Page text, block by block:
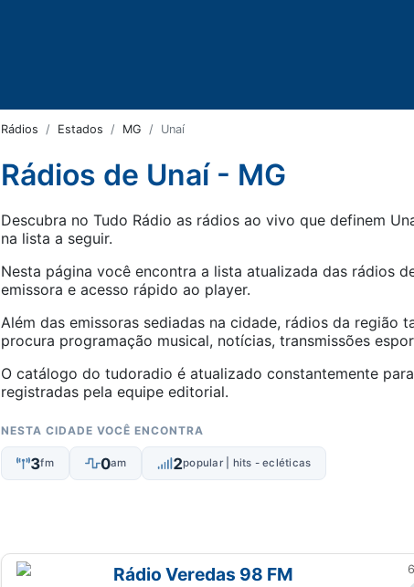
Rádios Estados MG Unaí
Rádios de Unaí - MG
Descubra no Tudo Rádio as rádios ao vivo que definem
na lista a seguir.
Nesta página você encontra a lista atualizada das rádios
emissora e acesso rápido ao player.
Além das emissoras sediadas na cidade, rádios da região
procura programação musical, notícias, transmissões
O catálogo do tudoradio é atualizado constantemente
registradas pela equipe editorial.
NESTA CIDADE VOCÊ ENCONTRA
3fm 0am 2popular | hits - ecléticas
Rádio Veredas 98 FM